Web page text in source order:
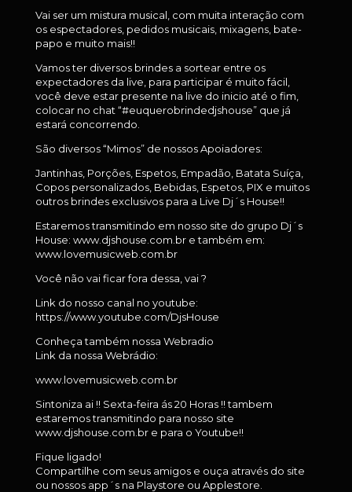
Vai ser um mistura musical, com muita interação com
os espectadores, pedidos musicais, mixagens, bate-
papo e muito mais!!
Vamos ter diversos brindes a sortear entre os
expectadores da live, para participar é muito fácil,
você deve estar presente na live do inicio até o fim,
colocar no chat “#euquerobrindedjshouse” que já
estará concorrendo.
São diversos “Mimos” de nossos Apoiadores:
Jantinhas, Porções, Espetos, Empadão, Batata Suíça,
Copos personalizados, Bebidas, Espetos, PIX e muitos
outros brindes exclusivos para a Live Dj´s House!!
Estaremos transmitindo em nosso site do grupo Dj´s
House: www.djshouse.com.br e também em:
www.lovemusicweb.com.br
Você não vai ficar fora dessa, vai ?
Link do nosso canal no youtube:
https://www.youtube.com/DjsHouse
Conheça também nossa Webradio
Link da nossa Webrádio:
www.lovemusicweb.com.br
Sintoniza ai !! Sexta-feira ás 20 Horas !! tambem
estaremos transmitindo para nosso site
www.djshouse.com.br e para o Youtube!!
Fique ligado!
Compartilhe com seus amigos e ouça através do site
ou nossos app´s na Playstore ou Applestore.